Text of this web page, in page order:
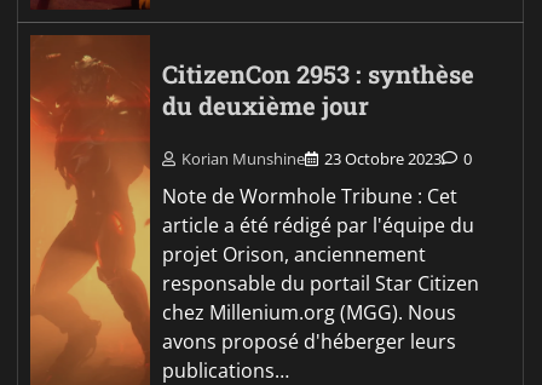
CitizenCon 2953 : synthèse
du deuxième jour
Korian Munshine 23 Octobre 2023 0
Note de Wormhole Tribune : Cet
article a été rédigé par l'équipe du
projet Orison, anciennement
responsable du portail Star Citizen
chez Millenium.org (MGG). Nous
avons proposé d'héberger leurs
publications…